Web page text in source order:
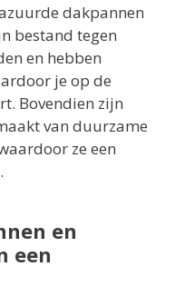
dakpannen
bestand tegen
en hebben
je op de
Bovendien zijn
van duurzame
ze een
en
een